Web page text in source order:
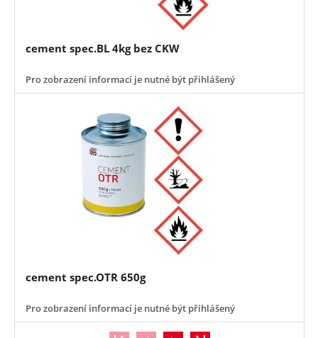
cement spec.BL 4kg bez CKW
Pro zobrazení informací je nutné být přihlášený
cement spec.OTR 650g
Pro zobrazení informací je nutné být přihlášený